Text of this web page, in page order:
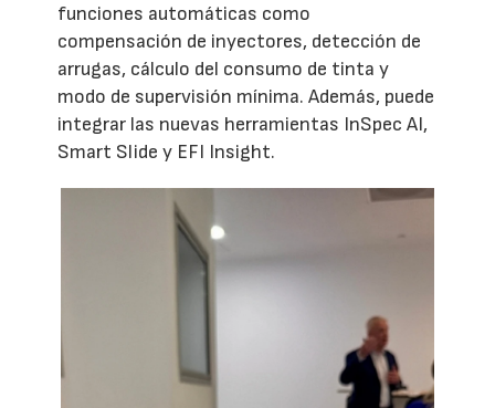
funciones automáticas como
compensación de inyectores, detección de
arrugas, cálculo del consumo de tinta y
modo de supervisión mínima. Además, puede
integrar las nuevas herramientas InSpec AI,
Smart Slide y EFI Insight.